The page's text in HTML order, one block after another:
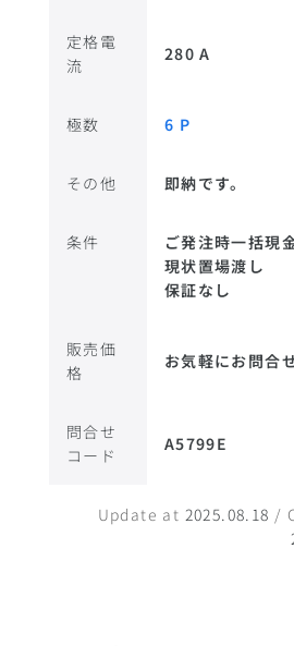
定格電
流
280 A
極数 6 P
その他 即納です。
条件
ご発注時一括現
現状置場渡し
保証なし
販売価
格
お気軽にお問合
問合せ
コード
A5799E
Update at 2025.08.18 /